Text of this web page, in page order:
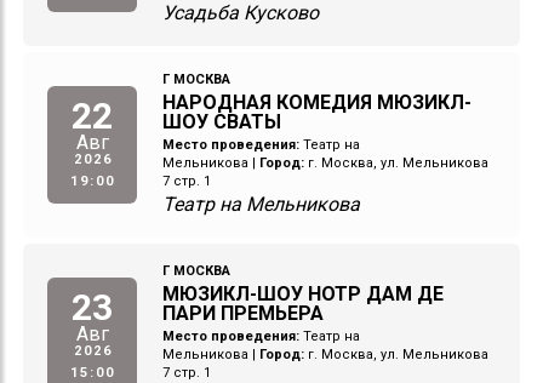
Усадьба Кусково
22
Авг
2026
19:00
Г МОСКВА
НАРОДНАЯ КОМЕДИЯ МЮЗИКЛ-
ШОУ СВАТЫ
Место проведения: Театр на
Мельникова
Город: г. Москва, ул. Мельникова
7 стр. 1
Театр на Мельникова
23
Авг
2026
15:00
Г МОСКВА
МЮЗИКЛ-ШОУ НОТР ДАМ ДЕ
ПАРИ ПРЕМЬЕРА
Место проведения: Театр на
Мельникова
Город: г. Москва, ул. Мельникова
7 стр. 1